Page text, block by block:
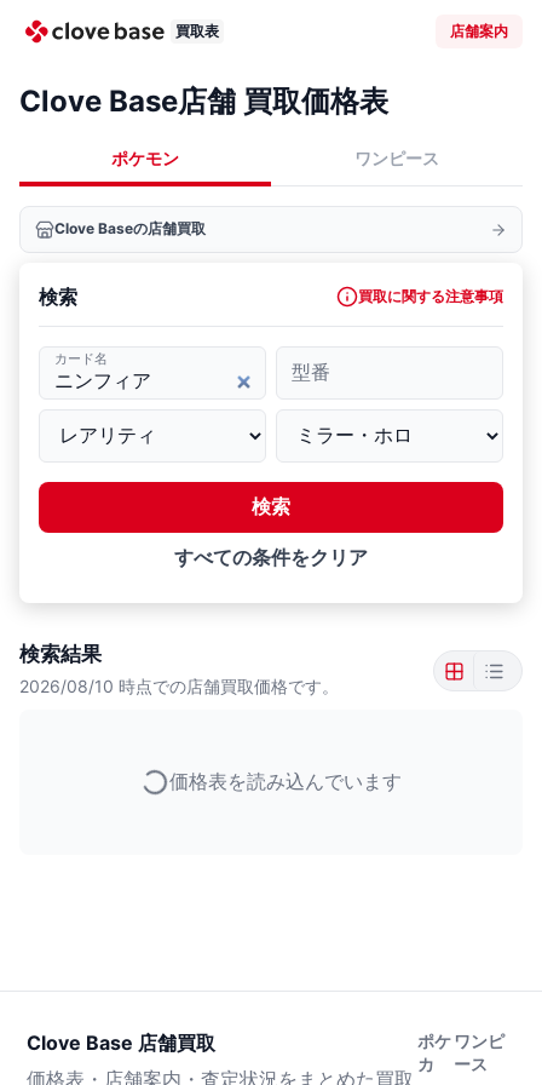
買取表 店舗案内
Clove Base店舗 買取価格表
ポケモン ワンピース
Clove Baseの店舗買取
検索 買取に関する注意事項
カード名
型番
検索
すべての条件をクリア
検索結果
2026/08/10 時点での店舗買取価格です。
価格表を読み込んでいます
Clove Base 店舗買取
価格表・店舗案内・査定状況をまとめた買取
ポケ
カ
ワンピ
ース